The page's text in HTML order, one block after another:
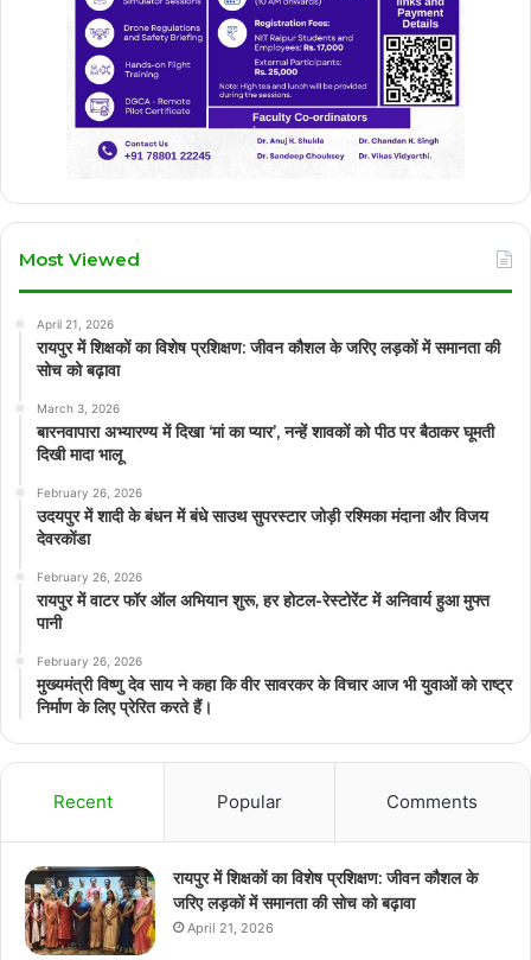
Most Viewed
April 21, 2026
रायपुर में शिक्षकों का विशेष प्रशिक्षण: जीवन कौशल के जरिए लड़कों में समानता की
सोच को बढ़ावा
March 3, 2026
बारनवापारा अभ्यारण्य में दिखा ‘मां का प्यार’, नन्हें शावकों को पीठ पर बैठाकर घूमती
दिखी मादा भालू
February 26, 2026
उदयपुर में शादी के बंधन में बंधे साउथ सुपरस्टार जोड़ी रश्मिका मंदाना और विजय
देवरकोंडा
February 26, 2026
रायपुर में वाटर फॉर ऑल अभियान शुरू, हर होटल-रेस्टोरेंट में अनिवार्य हुआ मुफ्त
पानी
February 26, 2026
मुख्यमंत्री विष्णु देव साय ने कहा कि वीर सावरकर के विचार आज भी युवाओं को राष्ट्र
निर्माण के लिए प्रेरित करते हैं।
Recent Popular Comments
रायपुर में शिक्षकों का विशेष प्रशिक्षण: जीवन कौशल के
जरिए लड़कों में समानता की सोच को बढ़ावा
April 21, 2026